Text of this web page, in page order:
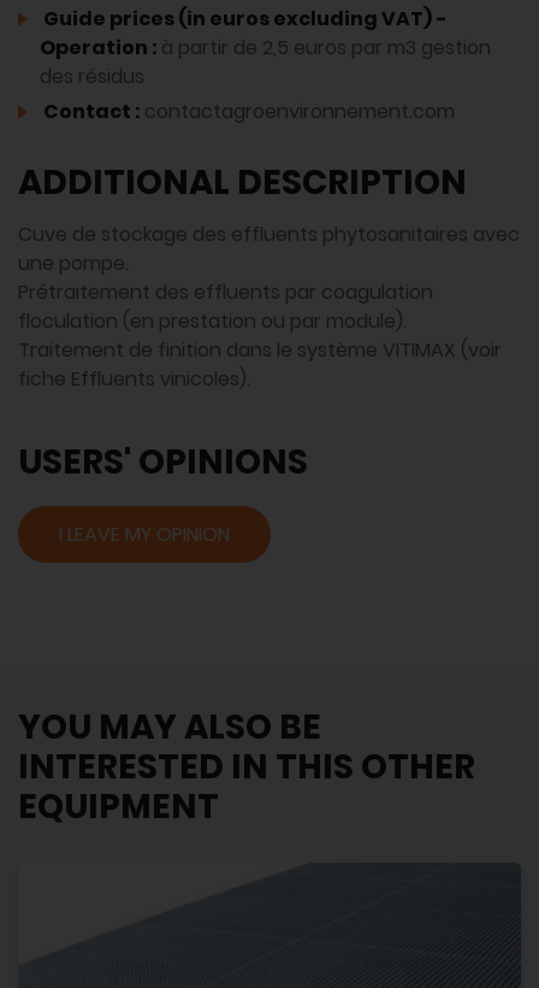
Guide prices (in euros excluding VAT) -
Operation : à partir de 2,5 euros par m3 gestion
des résidus
Contact : contactagroenvironnement.com
ADDITIONAL DESCRIPTION
Cuve de stockage des effluents phytosanitaires avec
une pompe.
Prétraitement des effluents par coagulation
floculation (en prestation ou par module).
Traitement de finition dans le système VITIMAX (voir
fiche Effluents vinicoles).
USERS' OPINIONS
I LEAVE MY OPINION
YOU MAY ALSO BE
INTERESTED IN THIS OTHER
EQUIPMENT